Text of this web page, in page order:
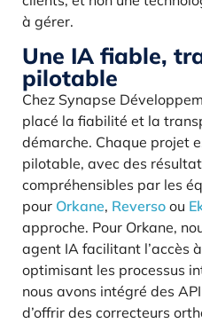
à gérer.
Une IA fiable,
pilotable
Chez Synapse
placé la fiabilité et la
démarche. Chaque projet
pilotable, avec des
compréhensibles par les
pour Orkane, Reverso ou
approche. Pour Orkane,
agent IA facilitant l’accès
optimisant les processus
nous avons intégré des
d’offrir des correcteurs